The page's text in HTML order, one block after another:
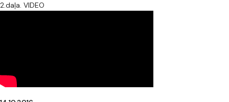
2.daļa. VIDEO